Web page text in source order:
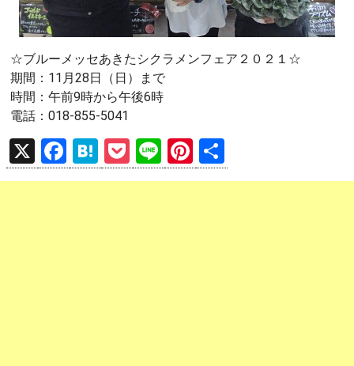
☆ブルーメッセあきたシクラメンフェア２０２１☆
期間：11月28日（日）まで
時間：午前9時から午後6時
電話：018-855-5041
X
F
a
H
at
P
o
Li
n
Pi
nt 有